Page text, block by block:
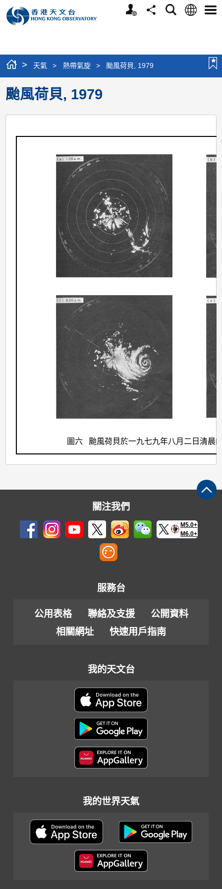
個
分
搜
語
選
> 天氣 > 熱帶氣旋 > 颱風荷貝, 1979
颱風荷貝, 1979
圖六 颱風荷貝於一九七九年八月二日清晨
關注我們
M5.0+
M6.0+
服務台
公用表格 聯絡及支援
公開資料
相關網址
快速用戶指南
我的天文台
我的世界天氣